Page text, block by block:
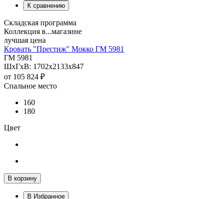
К сравнению
Складская программа
Коллекция в...магазине
лучшая цена
Кровать "Престиж" Мокко ГМ 5981
ГМ 5981
ШхГхВ: 1702х2133х847
от 105 824 ₽
Спальное место
160
180
Цвет
В корзину
В Избранное